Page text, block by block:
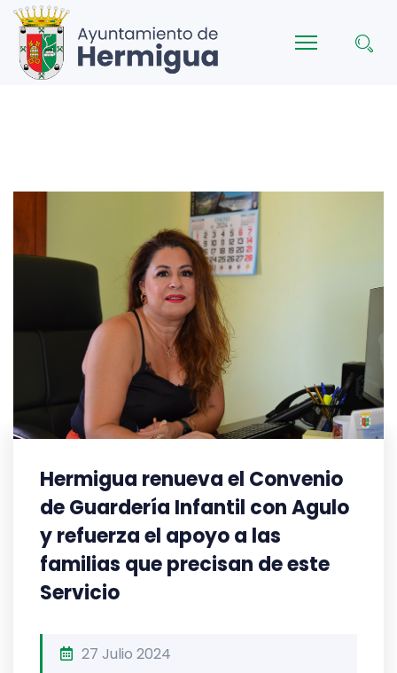
Hermigua renueva el Convenio
de Guardería Infantil con Agulo
y refuerza el apoyo a las
familias que precisan de este
Servicio
27 Julio 2024